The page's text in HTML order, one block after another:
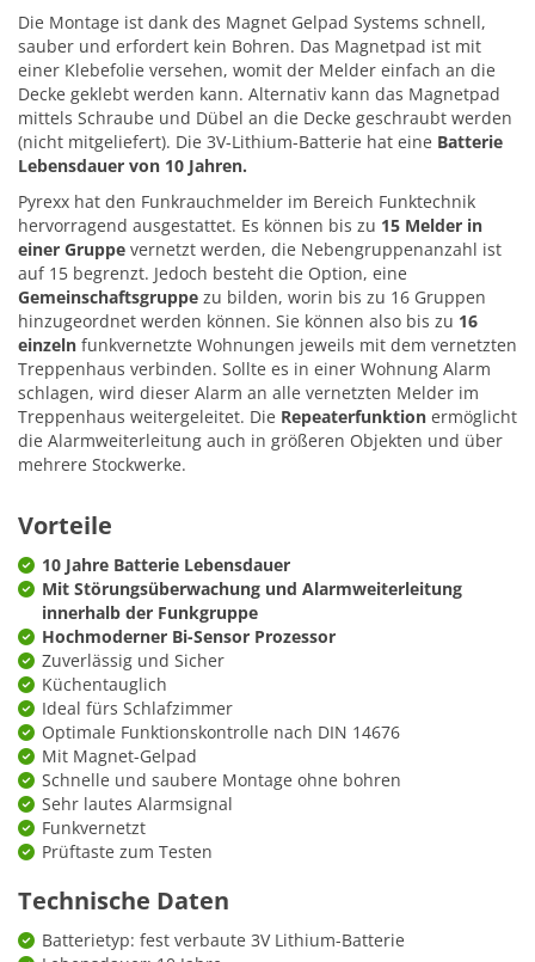
Die Montage ist dank des Magnet Gelpad Systems schnell,
sauber und erfordert kein Bohren. Das Magnetpad ist mit
einer Klebefolie versehen, womit der Melder einfach an die
Decke geklebt werden kann. Alternativ kann das Magnetpad
mittels Schraube und Dübel an die Decke geschraubt werden
(nicht mitgeliefert). Die 3V-Lithium-Batterie hat eine Batterie
Lebensdauer von 10 Jahren.
Pyrexx hat den Funkrauchmelder im Bereich Funktechnik
hervorragend ausgestattet. Es können bis zu 15 Melder in
einer Gruppe vernetzt werden, die Nebengruppenanzahl ist
auf 15 begrenzt. Jedoch besteht die Option, eine
Gemeinschaftsgruppe zu bilden, worin bis zu 16 Gruppen
hinzugeordnet werden können. Sie können also bis zu 16
einzeln funkvernetzte Wohnungen jeweils mit dem vernetzten
Treppenhaus verbinden. Sollte es in einer Wohnung Alarm
schlagen, wird dieser Alarm an alle vernetzten Melder im
Treppenhaus weitergeleitet. Die Repeaterfunktion ermöglicht
die Alarmweiterleitung auch in größeren Objekten und über
mehrere Stockwerke.
Vorteile
10 Jahre Batterie Lebensdauer
Mit Störungsüberwachung und Alarmweiterleitung
innerhalb der Funkgruppe
Hochmoderner Bi-Sensor Prozessor
Zuverlässig und Sicher
Küchentauglich
Ideal fürs Schlafzimmer
Optimale Funktionskontrolle nach DIN 14676
Mit Magnet-Gelpad
Schnelle und saubere Montage ohne bohren
Sehr lautes Alarmsignal
Funkvernetzt
Prüftaste zum Testen
Technische Daten
Batterietyp: fest verbaute 3V Lithium-Batterie